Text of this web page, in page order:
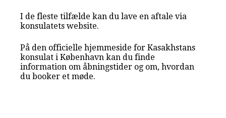
I de fleste tilfælde kan du lave en aftale via
konsulatets website.
På den officielle hjemmeside for Kasakhstans
konsulat i København kan du finde
information om åbningstider og om, hvordan
du booker et møde.